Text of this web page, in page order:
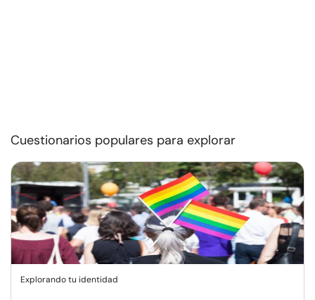
Cuestionarios populares para explorar
Explorando tu identidad